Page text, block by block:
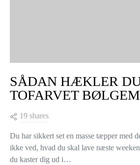
SÅDAN HÆKLER
TOFARVET
19 shares
Du har sikkert set en masse tæpper med
ikke ved, hvad du skal lave næste
du kaster dig ud i…